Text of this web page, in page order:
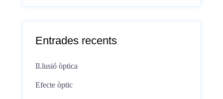
Entrades recents
Il.lusió òptica
Efecte òptic